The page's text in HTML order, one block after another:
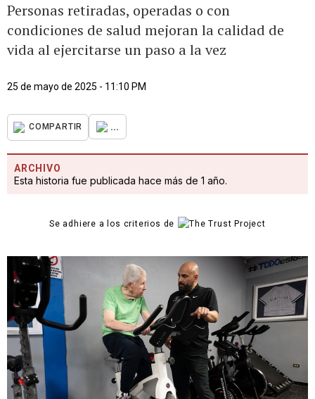
Personas retiradas, operadas o con
condiciones de salud mejoran la calidad de
vida al ejercitarse un paso a la vez
25 de mayo de 2025 - 11:10 PM
COMPARTIR ...
ARCHIVO
Esta historia fue publicada hace más de 1 año.
Se adhiere a los criterios de